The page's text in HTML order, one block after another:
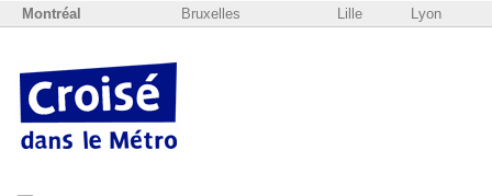
Montréal Bruxelles Lille Lyon